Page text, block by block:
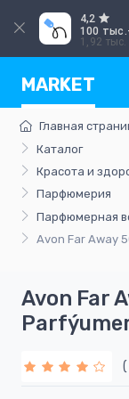
4,2
100
1,92
MARKET
Главная
Каталог
Красота и
Парфюмерия
Парфюмерная
Avon Far Away
Avon Far